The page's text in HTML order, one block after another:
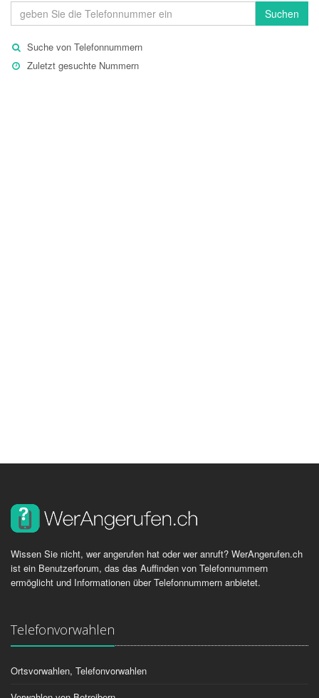
Suchen
Suche von Telefonnummern
Zuletzt gesuchte Nummern
Wissen Sie nicht, wer angerufen hat oder wer anruft? WerAngerufen.ch
ist ein Benutzerforum, das das Auffinden von Telefonnummern
ermöglicht und Informationen über Telefonnummern anbietet.
Telefonvorwahlen
Ortsvorwahlen, Telefonvorwahlen